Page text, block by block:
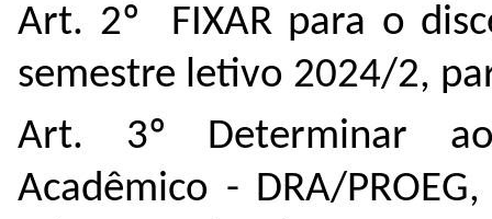
Art. 2º FIXAR para o
semestre letivo 2024/2,
Art. 3º Determinar
Acadêmico - DRA/